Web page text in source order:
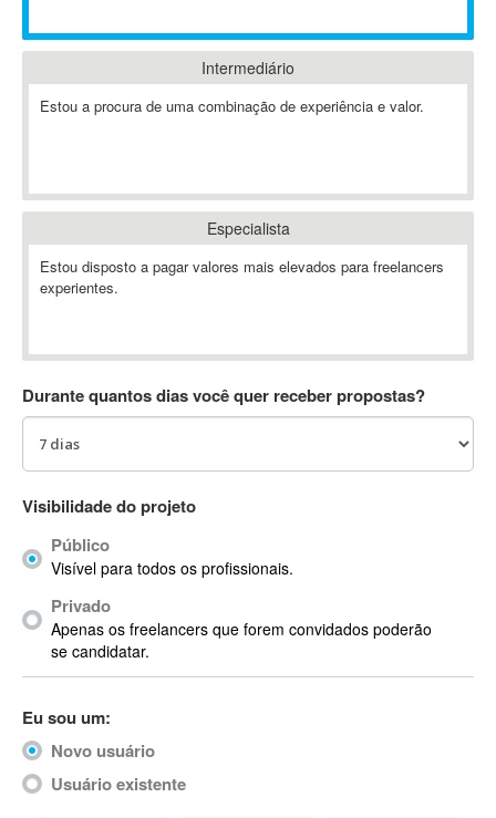
ABAP
Abaqus
ABBYY FineReader
Ableton
Ableton Push
Abstract
AC3
ACID Pro
ACPI
Acrobat
Acrobat X
Acronis
ACT
Actimize
ActionScript
ActionScript 3
Intermediário
Estou a procura de uma combinação de experiência e valor.
Especialista
Estou disposto a pagar valores mais elevados para freelancers
experientes.
Durante quantos dias você quer receber propostas?
Visibilidade do projeto
Público
Visível para todos os profissionais.
Privado
Apenas os freelancers que forem convidados poderão
se candidatar.
Eu sou um:
Novo usuário
Usuário existente